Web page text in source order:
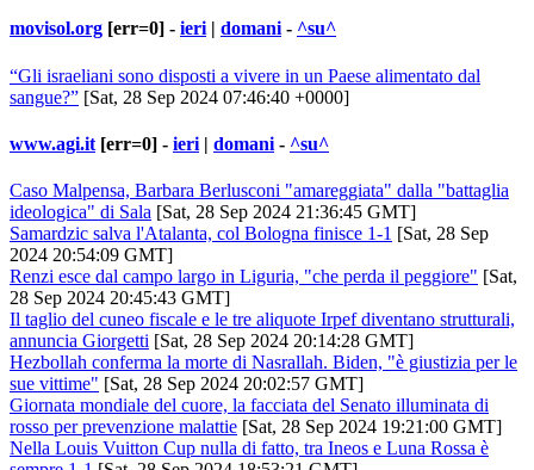
movisol.org [err=0] - ieri | domani - ^su^
“Gli israeliani sono disposti a vivere in un Paese alimentato dal
sangue?” [Sat, 28 Sep 2024 07:46:40 +0000]
www.agi.it [err=0] - ieri | domani - ^su^
Caso Malpensa, Barbara Berlusconi "amareggiata" dalla "battaglia
ideologica" di Sala [Sat, 28 Sep 2024 21:36:45 GMT]
Samardzic salva l'Atalanta, col Bologna finisce 1-1 [Sat, 28 Sep
2024 20:54:09 GMT]
Renzi esce dal campo largo in Liguria, "che perda il peggiore" [Sat,
28 Sep 2024 20:45:43 GMT]
Il taglio del cuneo fiscale e le tre aliquote Irpef diventano strutturali,
annuncia Giorgetti [Sat, 28 Sep 2024 20:14:28 GMT]
Hezbollah conferma la morte di Nasrallah. Biden, "è giustizia per le
sue vittime" [Sat, 28 Sep 2024 20:02:57 GMT]
Giornata mondiale del cuore, la facciata del Senato illuminata di
rosso per prevenzione malattie [Sat, 28 Sep 2024 19:21:00 GMT]
Nella Louis Vuitton Cup nulla di fatto, tra Ineos e Luna Rossa è